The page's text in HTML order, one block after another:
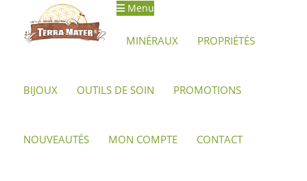
Aller
Aller
au
Menu
MINÉRAUX PROPRIÉTÉS
BIJOUX OUTILS DE SOIN PROMOTIONS
NOUVEAUTÉS MON COMPTE CONTACT
Accueil Bijoux et créations artisanales Pendentifs